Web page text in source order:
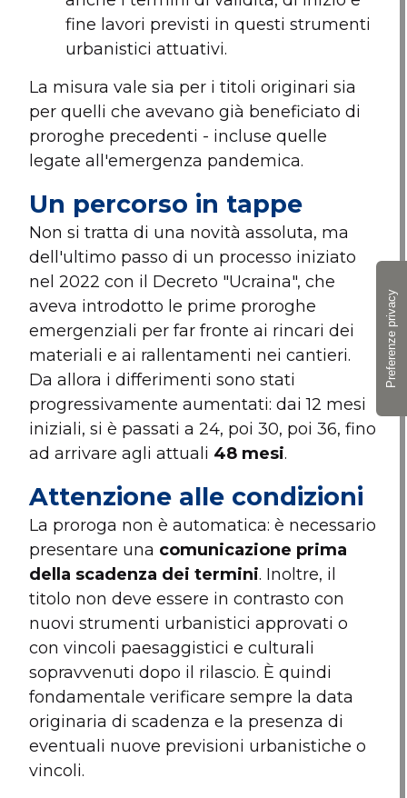
fine lavori previsti in questi strumenti
urbanistici attuativi.
La misura vale sia per i titoli originari sia
per quelli che avevano già beneficiato di
proroghe precedenti - incluse quelle
legate all'emergenza pandemica.
Un percorso in tappe
Non si tratta di una novità assoluta, ma
dell'ultimo passo di un processo iniziato
nel 2022 con il Decreto "Ucraina", che
aveva introdotto le prime proroghe
emergenziali per far fronte ai rincari dei
materiali e ai rallentamenti nei cantieri.
Da allora i differimenti sono stati
progressivamente aumentati: dai 12 mesi
iniziali, si è passati a 24, poi 30, poi 36, fino
ad arrivare agli attuali 48 mesi.
Attenzione alle condizioni
La proroga non è automatica: è necessario
presentare una comunicazione prima
della scadenza dei termini. Inoltre, il
titolo non deve essere in contrasto con
nuovi strumenti urbanistici approvati o
con vincoli paesaggistici e culturali
sopravvenuti dopo il rilascio. È quindi
fondamentale verificare sempre la data
originaria di scadenza e la presenza di
eventuali nuove previsioni urbanistiche o
vincoli.